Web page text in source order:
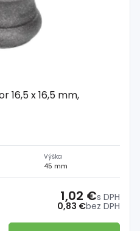
16,5 x 16,5 mm,
Výška
45 mm
0,83 €bez DPH
1,02 €s DPH